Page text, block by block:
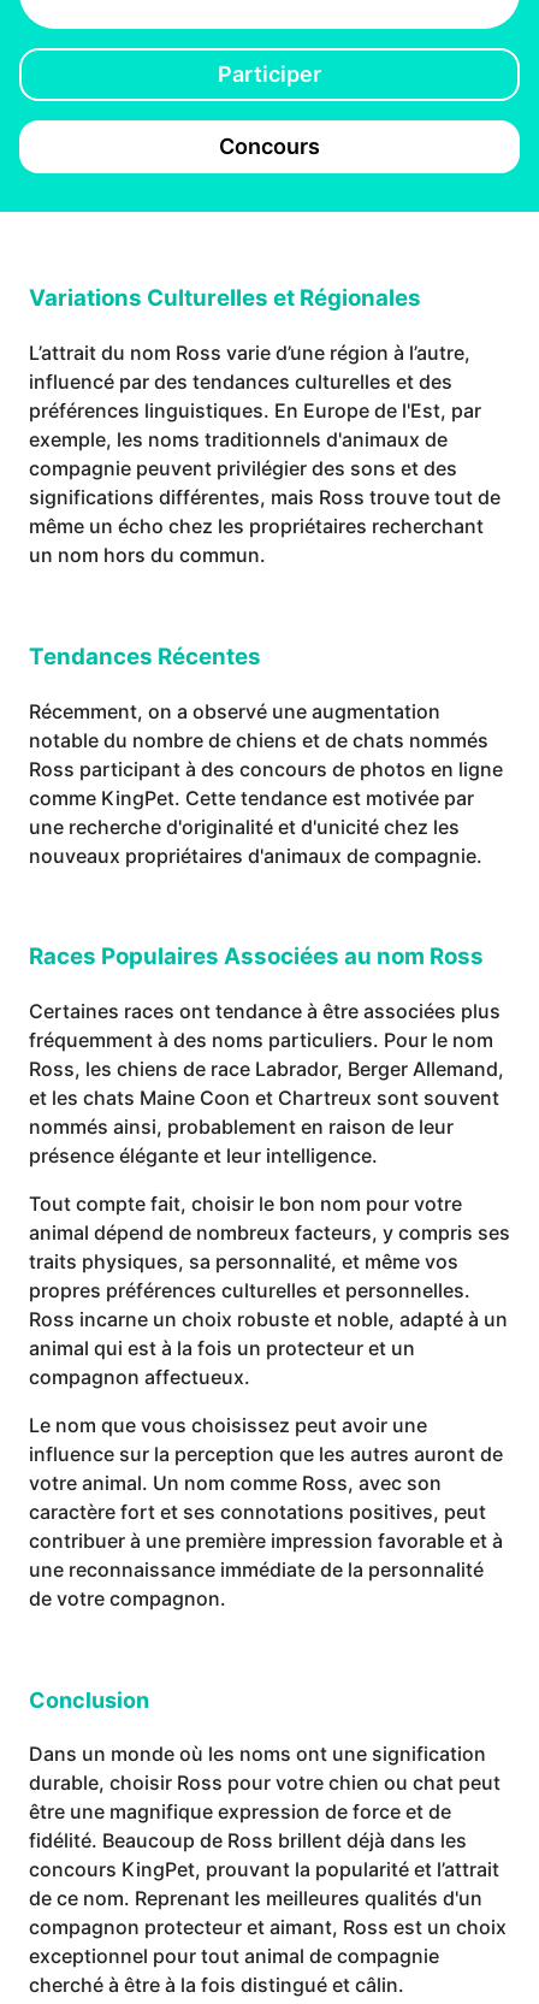
Participer
Concours
Variations Culturelles et Régionales
L’attrait du nom Ross varie d’une région à l’autre,
influencé par des tendances culturelles et des
préférences linguistiques. En Europe de l'Est, par
exemple, les noms traditionnels d'animaux de
compagnie peuvent privilégier des sons et des
significations différentes, mais Ross trouve tout de
même un écho chez les propriétaires recherchant
un nom hors du commun.
Tendances Récentes
Récemment, on a observé une augmentation
notable du nombre de chiens et de chats nommés
Ross participant à des concours de photos en ligne
comme KingPet. Cette tendance est motivée par
une recherche d'originalité et d'unicité chez les
nouveaux propriétaires d'animaux de compagnie.
Races Populaires Associées au nom Ross
Certaines races ont tendance à être associées plus
fréquemment à des noms particuliers. Pour le nom
Ross, les chiens de race Labrador, Berger Allemand,
et les chats Maine Coon et Chartreux sont souvent
nommés ainsi, probablement en raison de leur
présence élégante et leur intelligence.
Tout compte fait, choisir le bon nom pour votre
animal dépend de nombreux facteurs, y compris ses
traits physiques, sa personnalité, et même vos
propres préférences culturelles et personnelles.
Ross incarne un choix robuste et noble, adapté à un
animal qui est à la fois un protecteur et un
compagnon affectueux.
Le nom que vous choisissez peut avoir une
influence sur la perception que les autres auront de
votre animal. Un nom comme Ross, avec son
caractère fort et ses connotations positives, peut
contribuer à une première impression favorable et à
une reconnaissance immédiate de la personnalité
de votre compagnon.
Conclusion
Dans un monde où les noms ont une signification
durable, choisir Ross pour votre chien ou chat peut
être une magnifique expression de force et de
fidélité. Beaucoup de Ross brillent déjà dans les
concours KingPet, prouvant la popularité et l’attrait
de ce nom. Reprenant les meilleures qualités d'un
compagnon protecteur et aimant, Ross est un choix
exceptionnel pour tout animal de compagnie
cherché à être à la fois distingué et câlin.